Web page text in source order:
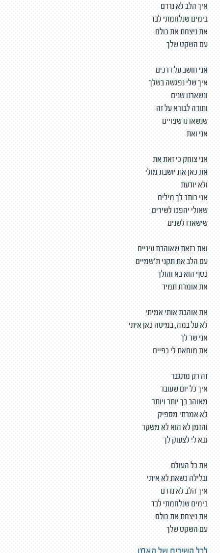
איך הלב לא נרדם
בימים שנלחמתי לבד
את ניצחת את כולם
עם השקט שלך
אני חושב על דרכים
איך שלי נפגשה בשלך
ונשארנו שנים
ותודה לבורא על זה
שנשארנו שפויים
אני ואת
אני צוחק כי זאת את
את כאן את יושבת מולי
ולא יודעת
אני כותב לך מילים
שאולי יהפכו לשירים
שישארו לשנים
ואת כזאת שאוהבת עיניים
עם הלב את תקני ת׳שמיים
כסף הוא בא והולך
את אומרת תמיד
את אוהבת אותי אמיתי
לא על במה, במיטה כאן איתי
אני שר לך
את מוחאת לי כפיים
זה רק מתגבר
איך כל יום שעובר
מאוהב בך יותר ויותר
לא אמרתי מספיק
והזמן לא הוא לא משקר
ובא לי לצעוק לך
את כל העולם
ובלילה כשאת לא איתי
איך הלב לא נרדם
בימים שנלחמתי לבד
את ניצחת את כולם
עם השקט שלך